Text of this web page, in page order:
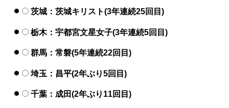
茨城：茨城キリスト(3年連続25回目)
栃木：宇都宮文星女子(3年連続5回目)
群馬：常磐(5年連続22回目)
埼玉：昌平(2年ぶり5回目)
千葉：成田(2年ぶり11回目)